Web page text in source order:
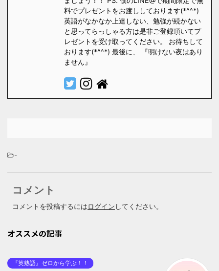
料でプレゼントをお渡ししております(*^^*)
英語がなかなか上達しない、勉強が続かない
と思ってらっしゃる方は是非ご登録頂いてプ
レゼントを受け取ってください。 お待ちして
おります(*^^*) 最後に、 『明けない夜はあり
ません』
-
コメント
コメントを投稿するにはログイン してください。
オススメの記事
『英熟語』ゼロから学ぶ！！